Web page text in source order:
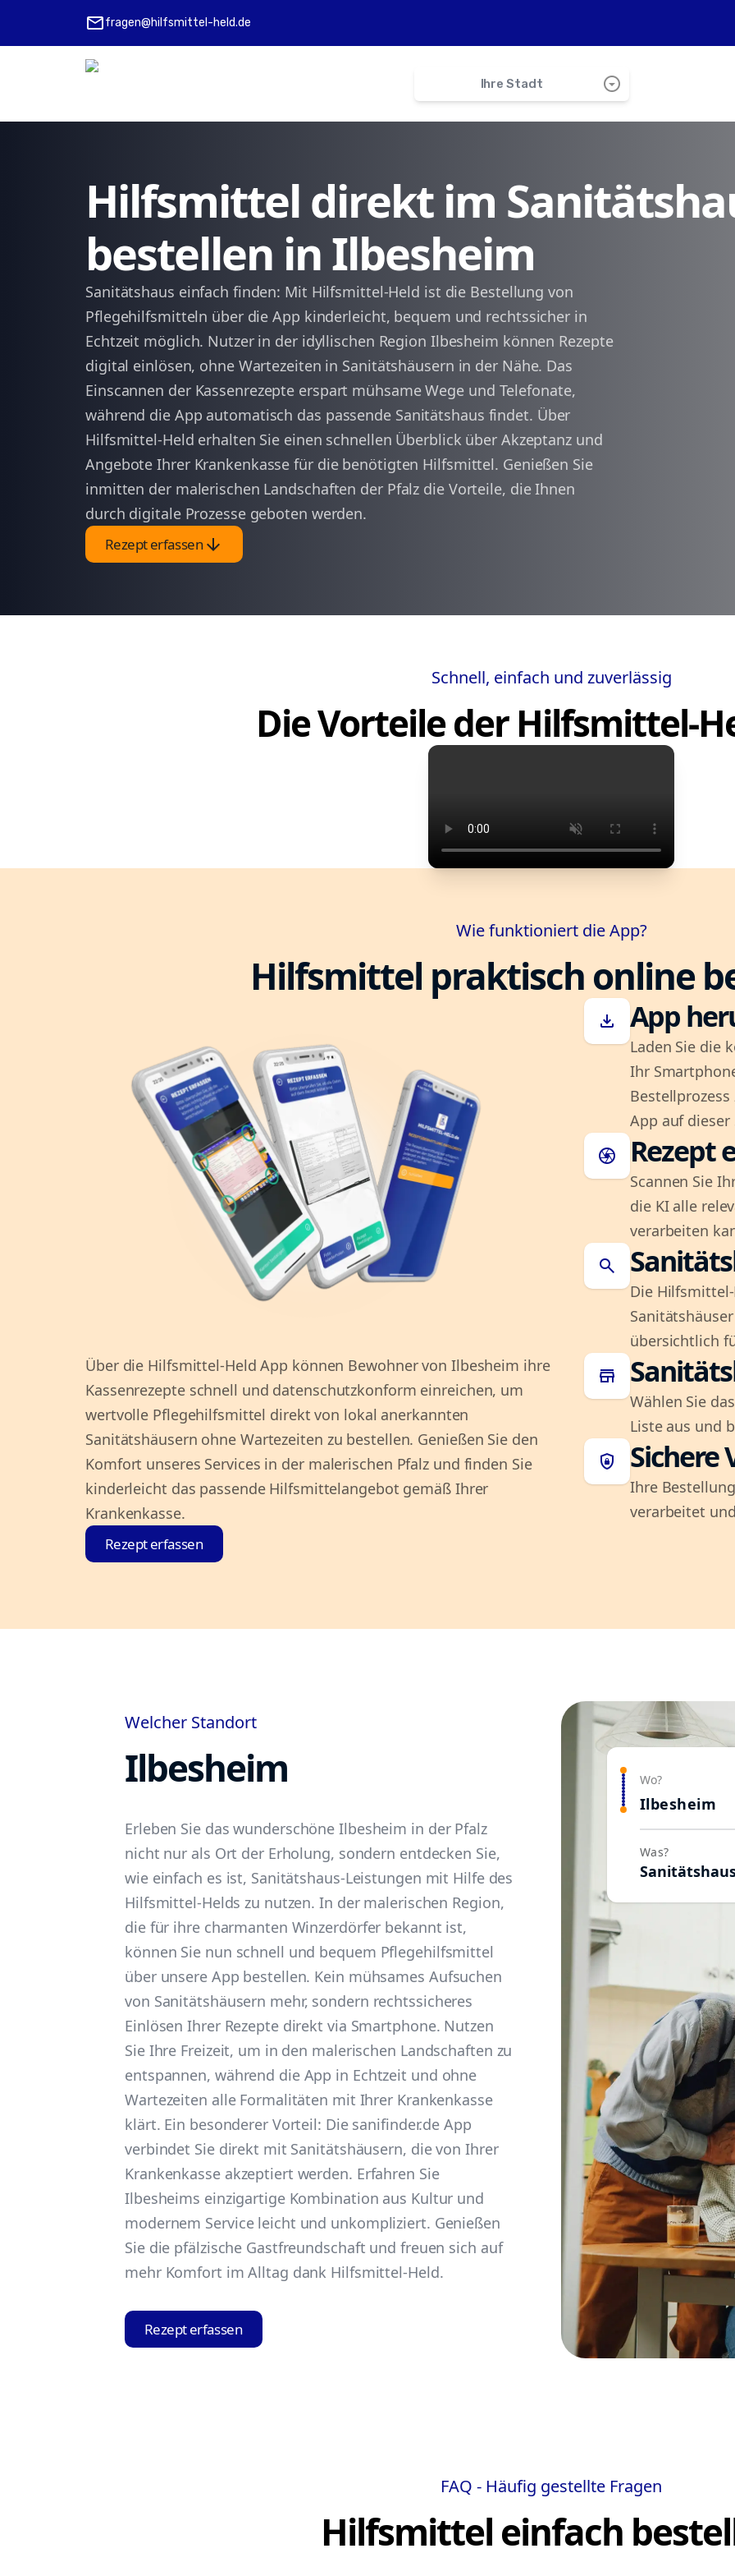
mailfragen@hilfsmittel-held.de
Ihre Stadt arrow_drop_down_circle
Eschbach
Billigheim-Ingenheim
Hergersweiler
Steinweiler
arrow_back 1 arrow_forward
Hilfsmittel direkt im
bestellen in Ilbesheim
Sanitätshaus einfach finden: Mit Hilfsmittel-Held ist die Bestellung von
Pflegehilfsmitteln über die App kinderleicht, bequem und rechtssicher in
Echtzeit möglich. Nutzer in der idyllischen Region Ilbesheim können Rezepte
digital einlösen, ohne Wartezeiten in Sanitätshäusern in der Nähe. Das
Einscannen der Kassenrezepte erspart mühsame Wege und Telefonate,
während die App automatisch das passende Sanitätshaus findet. Über
Hilfsmittel-Held erhalten Sie einen schnellen Überblick über Akzeptanz und
Angebote Ihrer Krankenkasse für die benötigten Hilfsmittel. Genießen Sie
inmitten der malerischen Landschaften der Pfalz die Vorteile, die Ihnen
durch digitale Prozesse geboten werden.
Rezept erfassenarrow_downward
Schnell, einfach und zuverlässig
Die Vorteile der Hilfsmittel-
Wie funktioniert die App?
Hilfsmittel praktisch online
Über die Hilfsmittel-Held App können Bewohner von Ilbesheim ihre
Kassenrezepte schnell und datenschutzkonform einreichen, um
wertvolle Pflegehilfsmittel direkt von lokal anerkannten
Sanitätshäusern ohne Wartezeiten zu bestellen. Genießen Sie den
Komfort unseres Services in der malerischen Pfalz und finden Sie
kinderleicht das passende Hilfsmittelangebot gemäß Ihrer
Krankenkasse.
Rezept erfassen
download App
Laden Sie die
Ihr
App auf dieser
camera Rezept
Scannen Sie
die KI alle
verarbeiten
search
Die
übersichtlich
store
Wählen Sie
Liste aus und
shield_lock Sichere
Ihre
verarbeitet
Welcher Standort
Ilbesheim
Erleben Sie das wunderschöne Ilbesheim in der Pfalz
nicht nur als Ort der Erholung, sondern entdecken Sie,
wie einfach es ist, Sanitätshaus-Leistungen mit Hilfe des
Hilfsmittel-Helds zu nutzen. In der malerischen Region,
die für ihre charmanten Winzerdörfer bekannt ist,
können Sie nun schnell und bequem Pflegehilfsmittel
über unsere App bestellen. Kein mühsames Aufsuchen
von Sanitätshäusern mehr, sondern rechtssicheres
Einlösen Ihrer Rezepte direkt via Smartphone. Nutzen
Sie Ihre Freizeit, um in den malerischen Landschaften zu
entspannen, während die App in Echtzeit und ohne
Wartezeiten alle Formalitäten mit Ihrer Krankenkasse
klärt. Ein besonderer Vorteil: Die sanifinder.de App
verbindet Sie direkt mit Sanitätshäusern, die von Ihrer
Krankenkasse akzeptiert werden. Erfahren Sie
Ilbesheims einzigartige Kombination aus Kultur und
modernem Service leicht und unkompliziert. Genießen
Sie die pfälzische Gastfreundschaft und freuen sich auf
mehr Komfort im Alltag dank Hilfsmittel-Held.
Rezept erfassen
Wo?
Ilbesheim
Was?
FAQ - Häufig gestellte Fragen
Hilfsmittel einfach